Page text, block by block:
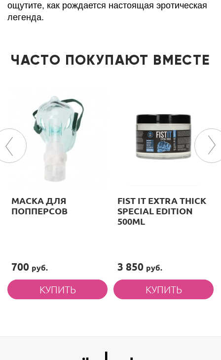
ощутите, как рождается настоящая эротическая
легенда.
ЧАСТО ПОКУПАЮТ ВМЕСТЕ
МАСКА ДЛЯ
ПОППЕРСОВ
700 руб.
FIST IT EXTRA THICK
SPECIAL EDITION
500ML
3 850 руб.